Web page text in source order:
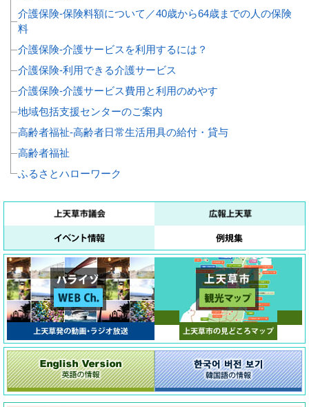
介護保険‐保険料額について／40歳から64歳までの人の保険
料
介護保険‐介護サービスを利用するには？
介護保険‐利用できる介護サービス
介護保険‐介護サービス費用と利用のめやす
地域包括支援センターのご案内
高齢者福祉‐高齢者日常生活用具の給付・貸与
高齢者福祉
ふるさとハローワーク